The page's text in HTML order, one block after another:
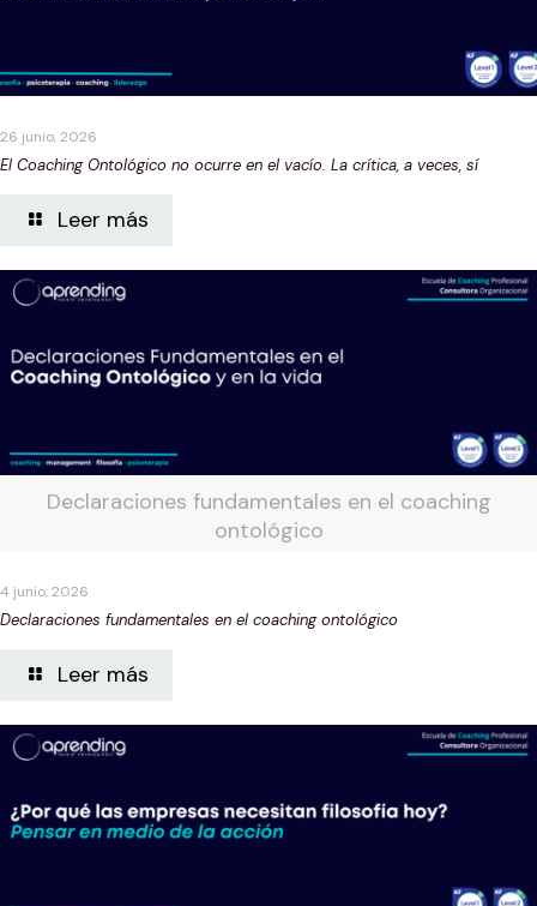
26 junio, 2026
El Coaching Ontológico no ocurre en el vacío. La crítica, a veces, sí
Leer más
Declaraciones fundamentales en el coaching
ontológico
4 junio, 2026
Declaraciones fundamentales en el coaching ontológico
Leer más